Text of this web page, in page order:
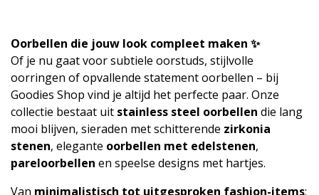
Oorbellen die jouw look compleet maken ✨
Of je nu gaat voor subtiele oorstuds, stijlvolle
oorringen of opvallende statement oorbellen – bij
Goodies Shop vind je altijd het perfecte paar. Onze
collectie bestaat uit stainless steel oorbellen die lang
mooi blijven, sieraden met schitterende zirkonia
stenen, elegante oorbellen met edelstenen,
pareloorbellen en speelse designs met hartjes.
Van minimalistisch tot uitgesproken fashion-items: